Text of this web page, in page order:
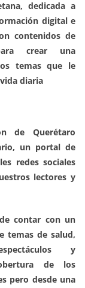
dedicada a
digital e
contenidos de
crear una
temas que le
diaria
de Querétaro
un portal de
redes sociales
lectores y
contar con un
temas de salud,
y
de los
pero desde una